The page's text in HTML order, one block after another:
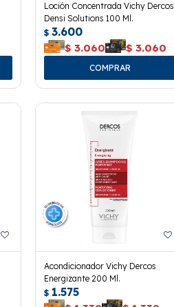
Loción Concentrada Vichy Dercos
Densi Solutions 100 Ml.
$ 3.600
$ 3.060 $ 3.060
Acondicionador Vichy Dercos
Energizante 200 Ml.
$ 1.575